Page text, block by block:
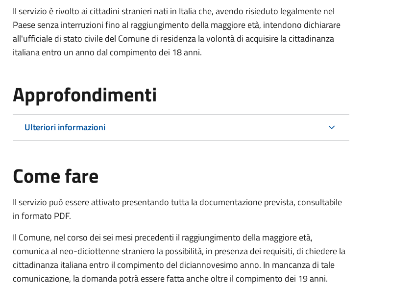
Il servizio è rivolto ai cittadini stranieri nati in Italia che, avendo risieduto legalmente nel
Paese senza interruzioni fino al raggiungimento della maggiore età, intendono dichiarare
all'ufficiale di stato civile del Comune di residenza la volontà di acquisire la cittadinanza
italiana entro un anno dal compimento dei 18 anni.
Approfondimenti
Ulteriori informazioni
Come fare
Il servizio può essere attivato presentando tutta la documentazione prevista, consultabile
in formato PDF.
Il Comune, nel corso dei sei mesi precedenti il raggiungimento della maggiore età,
comunica al neo-diciottenne straniero la possibilità, in presenza dei requisiti, di chiedere la
cittadinanza italiana entro il compimento del diciannovesimo anno. In mancanza di tale
comunicazione, la domanda potrà essere fatta anche oltre il compimento dei 19 anni.